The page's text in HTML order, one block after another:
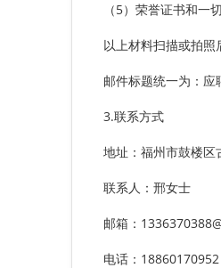
（5）荣誉证书和一
以上材料扫描或拍
邮件标题统一为：
3.联系方式
地址：福州市鼓楼
联系人：邢女士
邮箱：
电话：18860170952